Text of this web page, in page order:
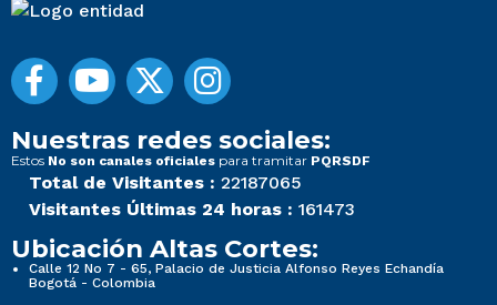
Nuestras redes sociales:
Estos No son canales oficiales para tramitar PQRSDF
Total de Visitantes : 22187065
Visitantes Últimas 24 horas : 161473
Ubicación Altas Cortes:
Calle 12 No 7 - 65, Palacio de Justicia Alfonso Reyes Echandía
Bogotá - Colombia